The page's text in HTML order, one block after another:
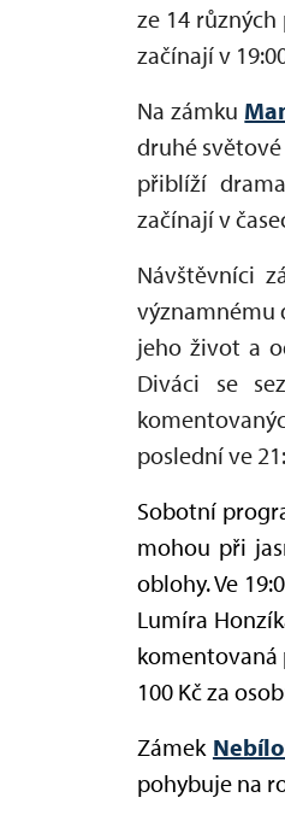
ze 14
začínají v
Na zámku
druhé
přiblíží
začínají v
Návštěvníci
významnému
jeho život a
Diváci se
poslední ve
Sobotní
mohou při
oblohy. Ve
Lumíra
komentovaná
100 Kč za
Zámek
pohybuje na